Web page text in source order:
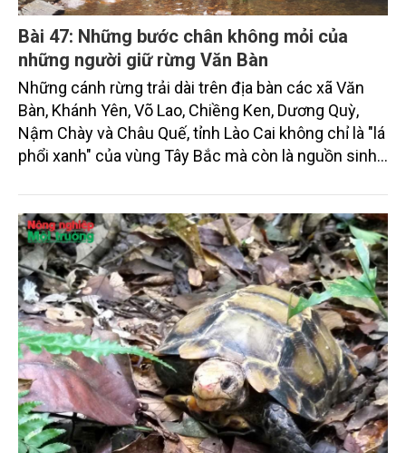
Bài 47: Những bước chân không mỏi của
những người giữ rừng Văn Bàn
Những cánh rừng trải dài trên địa bàn các xã Văn
Bàn, Khánh Yên, Võ Lao, Chiềng Ken, Dương Quỳ,
Nậm Chày và Châu Quế, tỉnh Lào Cai không chỉ là "lá
phổi xanh" của vùng Tây Bắc mà còn là nguồn sinh